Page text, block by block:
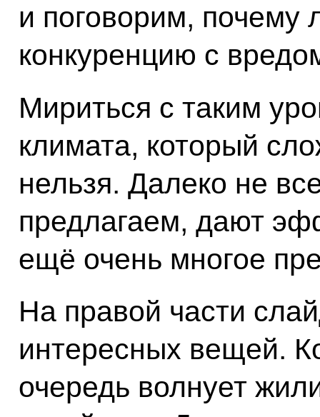
и поговорим, почему
конкуренцию с
Мириться с таким
климата, который
нельзя. Далеко не
предлагаем, дают
ещё очень многое
На правой части
интересных вещей.
очередь волнует